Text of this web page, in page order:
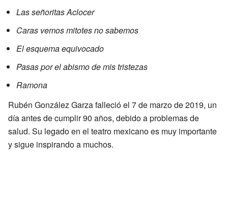
Las señoritas Aclocer
Caras vemos mitotes no sabemos
El esquema equivocado
Pasas por el abismo de mis tristezas
Ramona
Rubén González Garza falleció el 7 de marzo de 2019, un
día antes de cumplir 90 años, debido a problemas de
salud. Su legado en el teatro mexicano es muy importante
y sigue inspirando a muchos.